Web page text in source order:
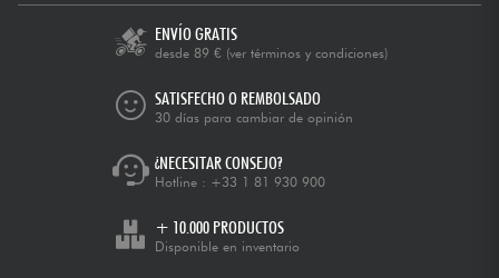
ENVÍO GRATIS
desde 89 € (ver términos y condiciones)
SATISFECHO O REMBOLSADO
30 días para cambiar de opinión
¿NECESITAR CONSEJO?
Hotline : +33 1 81 930 900
+ 10.000 PRODUCTOS
Disponible en inventario